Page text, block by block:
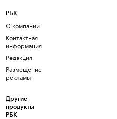
РБК
О компании
Контактная
информация
Редакция
Размещение
рекламы
Другие
продукты
РБК